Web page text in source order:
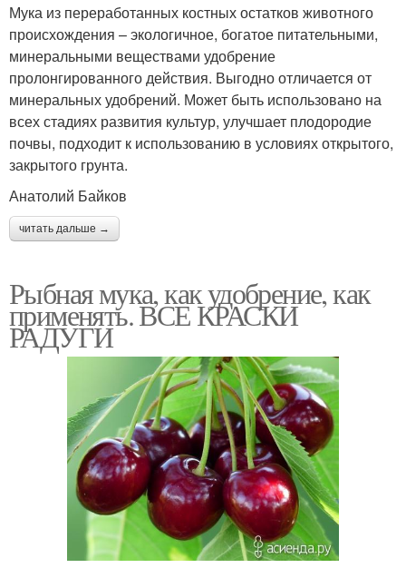
Мука из переработанных костных остатков животного
происхождения – экологичное, богатое питательными,
минеральными веществами удобрение
пролонгированного действия. Выгодно отличается от
минеральных удобрений. Может быть использовано на
всех стадиях развития культур, улучшает плодородие
почвы, подходит к использованию в условиях открытого,
закрытого грунта.
Анатолий Байков
читать дальше →
Рыбная мука, как удобрение, как
применять. ВСЕ КРАСКИ
РАДУГИ